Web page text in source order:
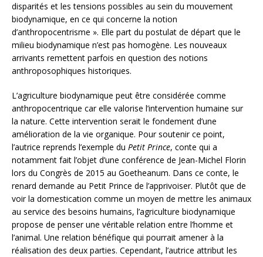
disparités et les tensions possibles au sein du mouvement
biodynamique, en ce qui concerne la notion
d’anthropocentrisme ». Elle part du postulat de départ que le
milieu biodynamique n’est pas homogène. Les nouveaux
arrivants remettent parfois en question des notions
anthroposophiques historiques.
L’agriculture biodynamique peut être considérée comme
anthropocentrique car elle valorise l’intervention humaine sur
la nature. Cette intervention serait le fondement d’une
amélioration de la vie organique. Pour soutenir ce point,
l’autrice reprends l’exemple du Petit Prince, conte qui a
notamment fait l’objet d’une conférence de Jean-Michel Florin
lors du Congrès de 2015 au Goetheanum. Dans ce conte, le
renard demande au Petit Prince de l’apprivoiser. Plutôt que de
voir la domestication comme un moyen de mettre les animaux
au service des besoins humains, l’agriculture biodynamique
propose de penser une véritable relation entre l’homme et
l’animal. Une relation bénéfique qui pourrait amener à la
réalisation des deux parties. Cependant, l’autrice attribut les